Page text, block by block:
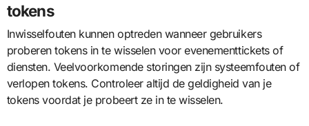
tokens
Inwisselfouten kunnen optreden wanneer gebruikers
proberen tokens in te wisselen voor evenementtickets of
diensten. Veelvoorkomende storingen zijn systeemfouten of
verlopen tokens. Controleer altijd de geldigheid van je
tokens voordat je probeert ze in te wisselen.